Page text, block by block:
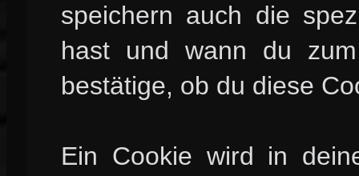
speichern auch die
hast und wann du
bestätige, ob du diese
Ein Cookie wird in